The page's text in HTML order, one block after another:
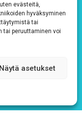
evästeitä,
hyväksyminen
tai
tai peruuttaminen voi
Näytä asetukset